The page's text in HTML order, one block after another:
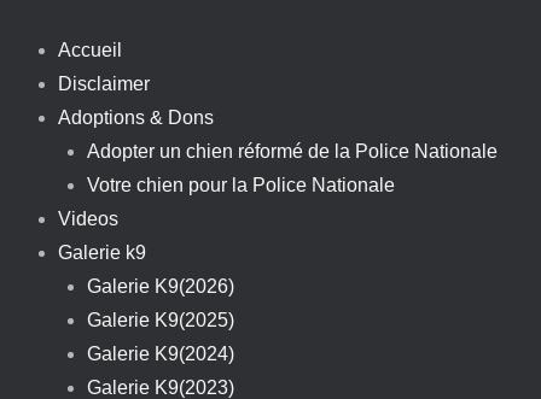
Accueil
Disclaimer
Adoptions & Dons
Adopter un chien réformé de la Police Nationale
Votre chien pour la Police Nationale
Videos
Galerie k9
Galerie K9(2026)
Galerie K9(2025)
Galerie K9(2024)
Galerie K9(2023)